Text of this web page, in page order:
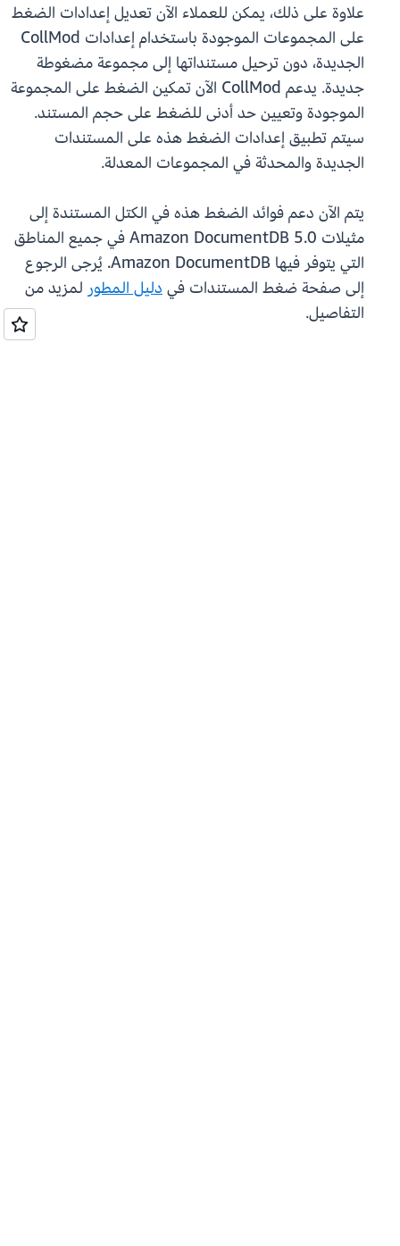
علاوة على ذلك، يمكن للعملاء الآن تعديل إعدادات الضغط
على المجموعات الموجودة باستخدام إعدادات CollMod
الجديدة، دون ترحيل مستنداتها إلى مجموعة مضغوطة
جديدة. يدعم CollMod الآن تمكين الضغط على المجموعة
الموجودة وتعيين حد أدنى للضغط على حجم المستند.
سيتم تطبيق إعدادات الضغط هذه على المستندات
الجديدة والمحدثة في المجموعات المعدلة.
يتم الآن دعم فوائد الضغط هذه في الكتل المستندة إلى
مثيلات Amazon DocumentDB 5.0 في جميع المناطق
التي يتوفر فيها Amazon DocumentDB. يُرجى الرجوع
إلى صفحة ضغط المستندات فيدليل المطور لمزيد من
التفاصيل.